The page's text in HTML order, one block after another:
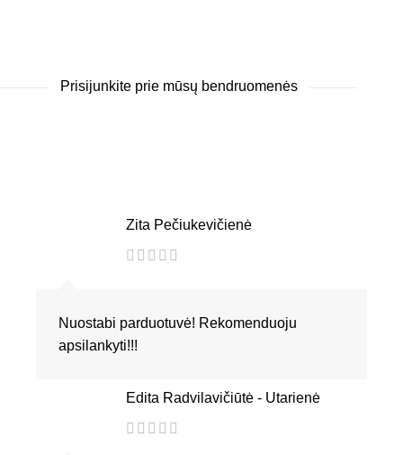
Prisijunkite prie mūsų bendruomenės
Zita Pečiukevičienė
Nuostabi parduotuvė! Rekomenduoju
apsilankyti!!!
Edita Radvilavičiūtė - Utarienė